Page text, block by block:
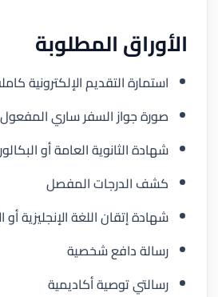
الأوراق المطلوبة
استمارة التقديم الإلكترونية
صورة جواز السفر ساري المفعول
شهادة الثانوية العامة أو
كشف الدرجات المفصل
شهادة إتقان اللغة الإنجليزية أو
رسالة دافع شخصية
رسالتي توصية أكاديمية